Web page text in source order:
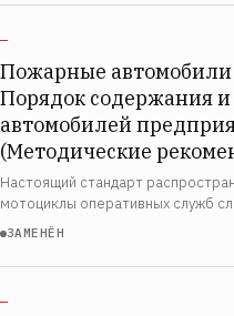
—
Пожарные
Порядок содержания
автомобилей
(Методические
Настоящий стандарт
мотоциклы оперативных служб
б) милиции; в) скорой
ЗАМЕНЁН
—